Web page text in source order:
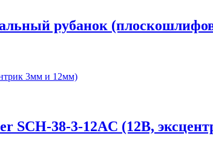
рубанок
SCH-38-3-12AC (12В,